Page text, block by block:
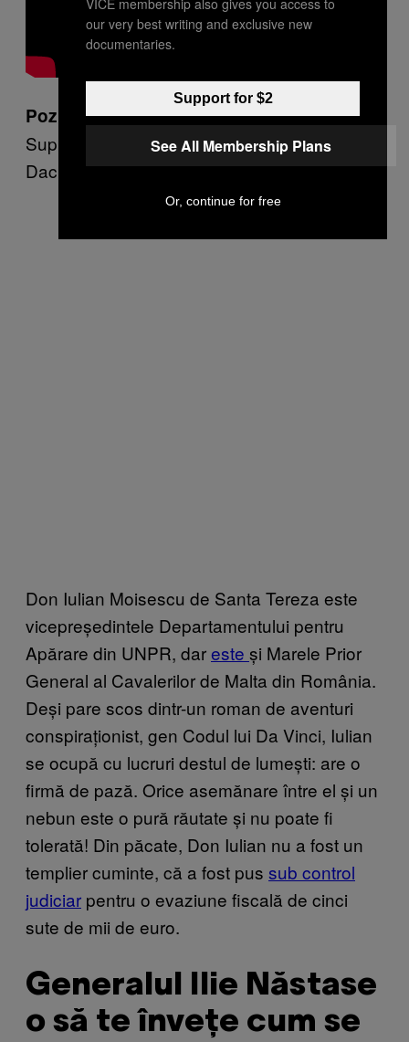
Poziție posibilă:Ministrul Apărării sau
Supre-Mare Prior al Cavaleriei Române
Dacice
Don Iulian Moisescu de Santa Tereza este
vicepreședintele Departamentului pentru
Apărare din UNPR, dareste și Marele Prior
General al Cavalerilor de Malta din România.
Deși pare scos dintr-un roman de aventuri
conspiraționist, gen Codul lui Da Vinci, Iulian
se ocupă cu lucruri destul de lumești: are o
firmă de pază. Orice asemănare între el și un
nebun este o pură răutate și nu poate fi
tolerată! Din păcate, Don Iulian nu a fost un
templier cuminte, că a fost pus sub control
judiciar pentru o evaziune fiscală de cinci
sute de mii de euro.
Generalul Ilie Năstase
o să te învețe cum se
our very best writing and exclusive new
documentaries.
Support for $2
See All Membership Plans
Or, continue for free